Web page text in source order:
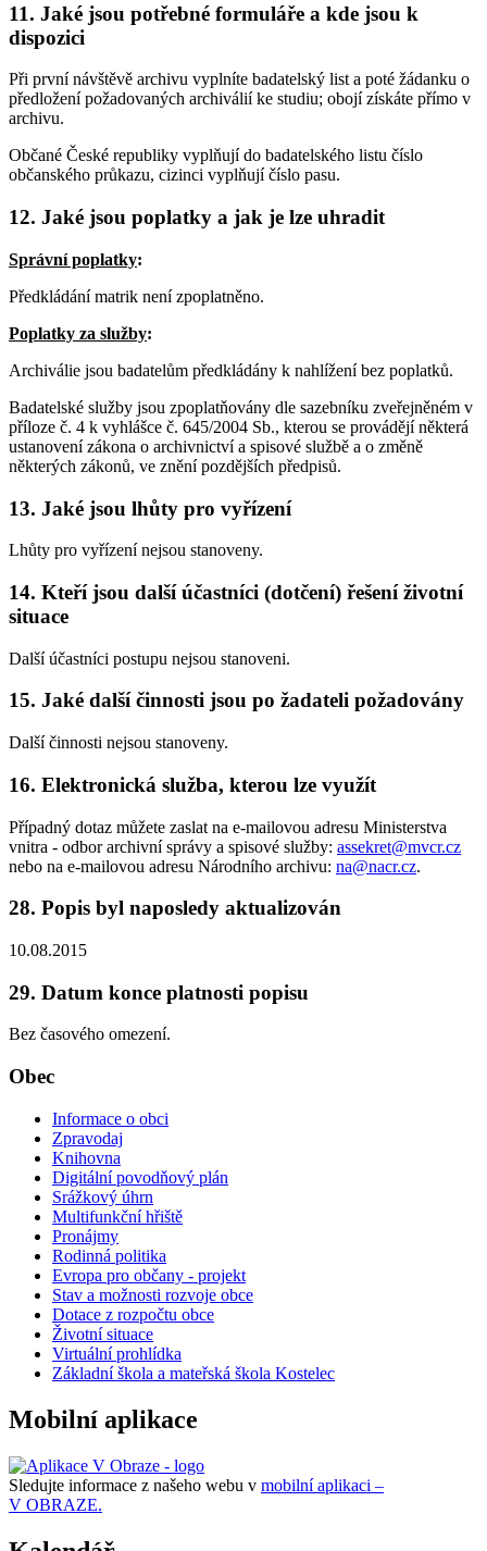
11. Jaké jsou potřebné formuláře a kde jsou k
dispozici
Při první návštěvě archivu vyplníte badatelský list a poté žádanku o
předložení požadovaných archiválií ke studiu; obojí získáte přímo v
archivu.
Občané České republiky vyplňují do badatelského listu číslo
občanského průkazu, cizinci vyplňují číslo pasu.
12. Jaké jsou poplatky a jak je lze uhradit
Správní poplatky:
Předkládání matrik není zpoplatněno.
Poplatky za služby:
Archiválie jsou badatelům předkládány k nahlížení bez poplatků.
Badatelské služby jsou zpoplatňovány dle sazebníku zveřejněném v
příloze č. 4 k vyhlášce č. 645/2004 Sb., kterou se provádějí některá
ustanovení zákona o archivnictví a spisové službě a o změně
některých zákonů, ve znění pozdějších předpisů.
13. Jaké jsou lhůty pro vyřízení
Lhůty pro vyřízení nejsou stanoveny.
14. Kteří jsou další účastníci (dotčení) řešení životní
situace
Další účastníci postupu nejsou stanoveni.
15. Jaké další činnosti jsou po žadateli požadovány
Další činnosti nejsou stanoveny.
16. Elektronická služba, kterou lze využít
Případný dotaz můžete zaslat na e-mailovou adresu Ministerstva
vnitra - odbor archivní správy a spisové služby: assekret@mvcr.cz
nebo na e-mailovou adresu Národního archivu: na@nacr.cz.
28. Popis byl naposledy aktualizován
10.08.2015
29. Datum konce platnosti popisu
Bez časového omezení.
Obec
Informace o obci
Zpravodaj
Knihovna
Digitální povodňový plán
Srážkový úhrn
Multifunkční hřiště
Pronájmy
Rodinná politika
Evropa pro občany - projekt
Stav a možnosti rozvoje obce
Dotace z rozpočtu obce
Životní situace
Virtuální prohlídka
Základní škola a mateřská škola Kostelec
Mobilní aplikace
Sledujte informace z našeho webu v mobilní aplikaci –
V OBRAZE.